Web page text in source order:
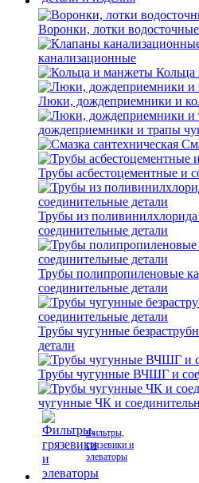
Воронки, лотки
канализационные
Люки, дождеприемники и
дождеприемники и трапы
Трубы асбестоцементные и
Трубы из
соединительные детали
Трубы полипропиленовые
соединительные детали
Трубы чугунные
детали
Трубы чугунные ВЧШГ и
чугунные ЧК и
Фильтры,
грязевики и
элеваторы